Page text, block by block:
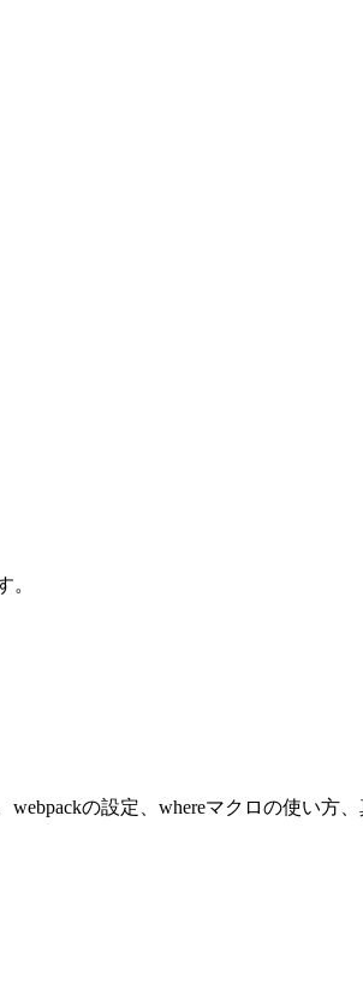
。
の設定、whereマクロの使い方